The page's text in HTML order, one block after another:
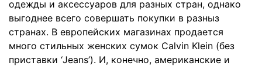
одежды и аксессуаров для разных стран, однако
выгоднее всего совершать покупки в разныз
странах. В европейских магазинах продается
много стильных женских сумок Calvin Klein (без
приставки ‘Jeans’). И, конечно, американские и